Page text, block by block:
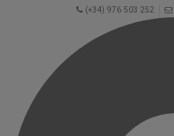
(+34) 976 503 252